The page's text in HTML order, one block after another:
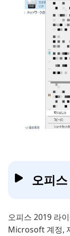
오피
오피스 2019 라
Microsoft 계정,